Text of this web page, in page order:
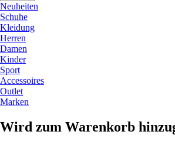
Neuheiten
Schuhe
Kleidung
Herren
Damen
Kinder
Sport
Accessoires
Outlet
Marken
Wird zum Warenkorb